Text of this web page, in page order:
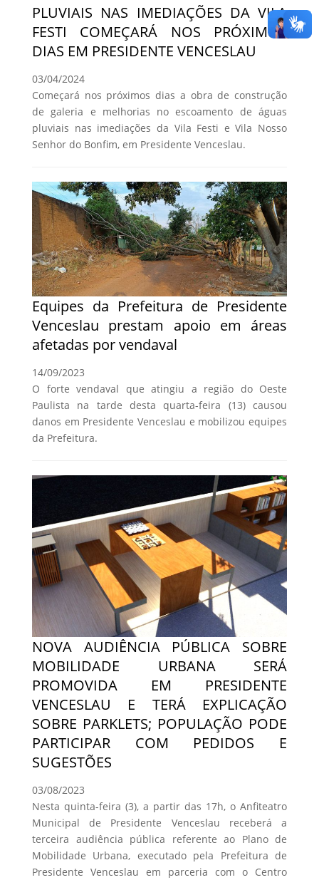
PLUVIAIS NAS IMEDIAÇÕES DA VILA
FESTI COMEÇARÁ NOS PRÓXIMOS
DIAS EM PRESIDENTE VENCESLAU
03/04/2024
Começará nos próximos dias a obra de construção
de galeria e melhorias no escoamento de águas
pluviais nas imediações da Vila Festi e Vila Nosso
Senhor do Bonfim, em Presidente Venceslau.
Equipes da Prefeitura de Presidente
Venceslau prestam apoio em áreas
afetadas por vendaval
14/09/2023
O forte vendaval que atingiu a região do Oeste
Paulista na tarde desta quarta-feira (13) causou
danos em Presidente Venceslau e mobilizou equipes
da Prefeitura.
NOVA AUDIÊNCIA PÚBLICA SOBRE
MOBILIDADE URBANA SERÁ
PROMOVIDA EM PRESIDENTE
VENCESLAU E TERÁ EXPLICAÇÃO
SOBRE PARKLETS; POPULAÇÃO PODE
PARTICIPAR COM PEDIDOS E
SUGESTÕES
03/08/2023
Nesta quinta-feira (3), a partir das 17h, o Anfiteatro
Municipal de Presidente Venceslau receberá a
terceira audiência pública referente ao Plano de
Mobilidade Urbana, executado pela Prefeitura de
Presidente Venceslau em parceria com o Centro